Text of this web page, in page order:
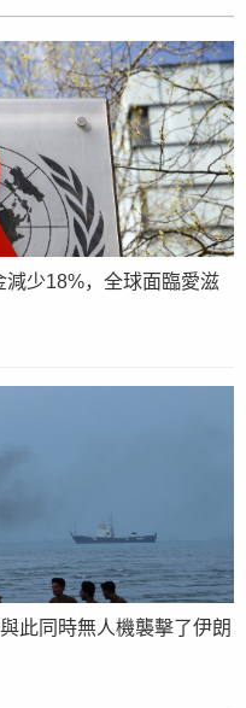
少18%，全球面臨愛滋
此同時無人機襲擊了伊朗